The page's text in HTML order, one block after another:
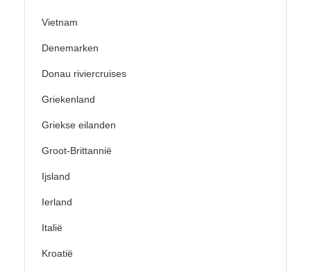
Vietnam
Denemarken
Donau riviercruises
Griekenland
Griekse eilanden
Groot-Brittannië
Ijsland
Ierland
Italië
Kroatië